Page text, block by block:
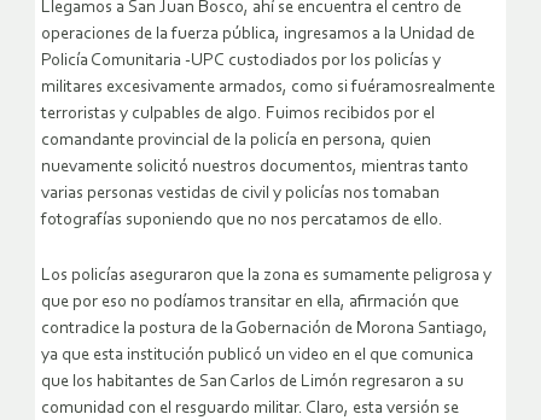
Llegamos a San Juan Bosco, ahí se encuentra el centro de
operaciones de la fuerza pública, ingresamos a la Unidad de
Policía Comunitaria -UPC custodiados por los policías y
militares excesivamente armados, como si fuéramosrealmente
terroristas y culpables de algo. Fuimos recibidos por el
comandante provincial de la policía en persona, quien
nuevamente solicitó nuestros documentos, mientras tanto
varias personas vestidas de civil y policías nos tomaban
fotografías suponiendo que no nos percatamos de ello.
Los policías aseguraron que la zona es sumamente peligrosa y
que por eso no podíamos transitar en ella, afirmación que
contradice la postura de la Gobernación de Morona Santiago,
ya que esta institución publicó un video en el que comunica
que los habitantes de San Carlos de Limón regresaron a su
comunidad con el resguardo militar. Claro, esta versión se